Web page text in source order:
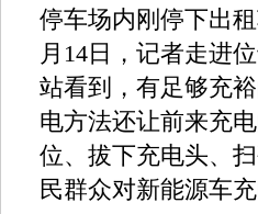
停车场内刚停下出
月14日，记者走进
站看到，有足够充
电方法还让前来充
位、拔下充电头、
民群众对新能源车充